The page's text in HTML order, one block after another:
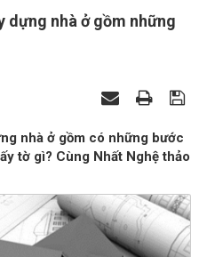
dựng nhà ở gồm những
nhà ở gồm có những bước
tờ gì? Cùng Nhất Nghệ thảo